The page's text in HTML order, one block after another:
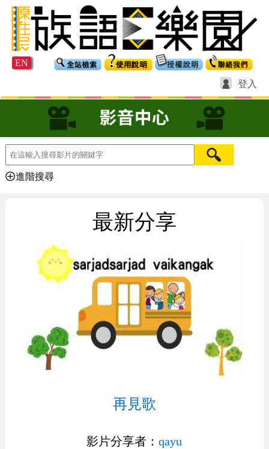
EN
登入
進階搜尋
最新分享
再見歌
影片分享者：qayu